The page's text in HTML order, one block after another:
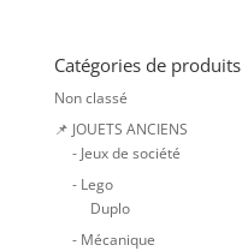
Catégories de produits
Non classé
📌 JOUETS ANCIENS
- Jeux de société
- Lego
Duplo
- Mécanique